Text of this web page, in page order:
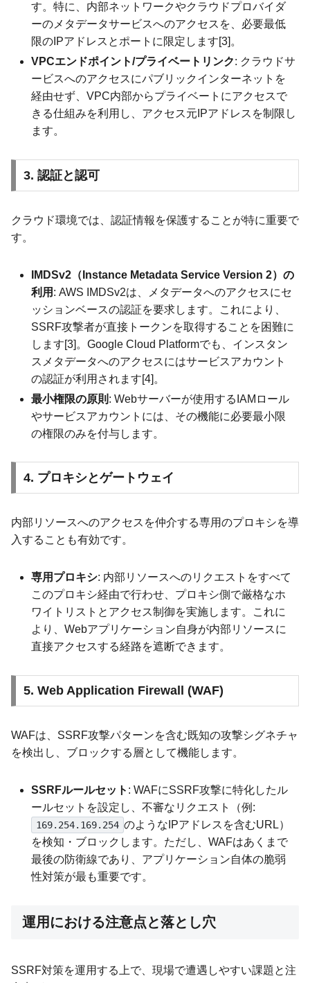
す。特に、内部ネットワークやクラウドプロバイダ
ーのメタデータサービスへのアクセスを、必要最低
限のIPアドレスとポートに限定します[3]。
VPCエンドポイント/プライベートリンク: クラウドサ
ービスへのアクセスにパブリックインターネットを
経由せず、VPC内部からプライベートにアクセスで
きる仕組みを利用し、アクセス元IPアドレスを制限し
ます。
3. 認証と認可
クラウド環境では、認証情報を保護することが特に重要で
す。
IMDSv2（Instance Metadata Service Version 2）の
利用 : AWS IMDSv2は、メタデータへのアクセスにセ
ッションベースの認証を要求します。これにより、
SSRF攻撃者が直接トークンを取得することを困難に
します[3]。Google Cloud Platformでも、インスタン
スメタデータへのアクセスにはサービスアカウント
の認証が利用されます[4]。
最小権限の原則 : Webサーバーが使用するIAMロール
やサービスアカウントには、その機能に必要最小限
の権限のみを付与します。
4. プロキシとゲートウェイ
内部リソースへのアクセスを仲介する専用のプロキシを導
入することも有効です。
専用プロキシ: 内部リソースへのリクエストをすべて
このプロキシ経由で行わせ、プロキシ側で厳格なホ
ワイトリストとアクセス制御を実施します。これに
より、Webアプリケーション自身が内部リソースに
直接アクセスする経路を遮断できます。
5. Web Application Firewall (WAF)
WAFは、SSRF攻撃パターンを含む既知の攻撃シグネチャ
を検出し、ブロックする層として機能します。
SSRFルールセット : WAFにSSRF攻撃に特化したル
ールセットを設定し、不審なリクエスト（例:
169.254.169.254 のようなIPアドレスを含むURL）
を検知・ブロックします。ただし、WAFはあくまで
最後の防衛線であり、アプリケーション自体の脆弱
性対策が最も重要です。
運用における注意点と落とし穴
SSRF対策を運用する上で、現場で遭遇しやすい課題と注